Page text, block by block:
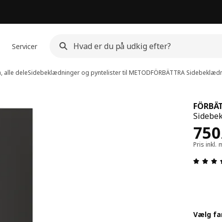
Servicer
alle deleSidebeklædninger og pyntelister til METODFÖRBÄTTRA
750
Pris
Pris inkl.
Vælg